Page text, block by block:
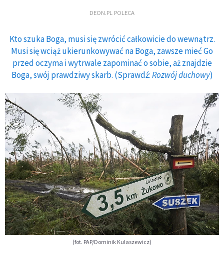
DEON.PL POLECA
Kto szuka Boga, musi się zwrócić całkowicie do wewnątrz.
Musi się wciąż ukierunkowywać na Boga, zawsze mieć Go
przed oczyma i wytrwale zapominać o sobie, aż znajdzie
Boga, swój prawdziwy skarb. (Sprawdź:Rozwój duchowy)
(fot. PAP/Dominik Kulaszewicz)